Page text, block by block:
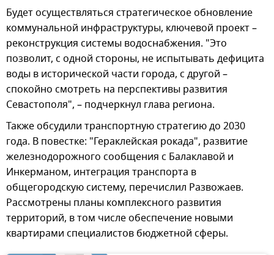
Будет осуществляться стратегическое обновление
коммунальной инфраструктуры, ключевой проект –
реконструкция системы водоснабжения. "Это
позволит, с одной стороны, не испытывать дефицита
воды в исторической части города, с другой –
спокойно смотреть на перспективы развития
Севастополя", – подчеркнул глава региона.
Также обсудили транспортную стратегию до 2030
года. ️В повестке: "Гераклейская рокада", развитие
железнодорожного сообщения с Балаклавой и
Инкерманом, интеграция транспорта в
общегородскую систему, перечислил Развожаев.
Рассмотрены планы комплексного развития
территорий, в том числе обеспечение новыми
квартирами специалистов бюджетной сферы.